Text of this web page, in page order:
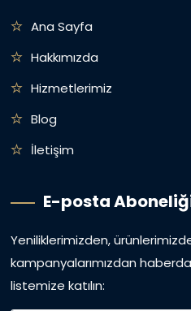
Ana Sayfa
Hakkımızda
Hizmetlerimiz
Blog
İletişim
E-posta
Yeniliklerimizden,
kampanyalarımızdan
listemize katılın: